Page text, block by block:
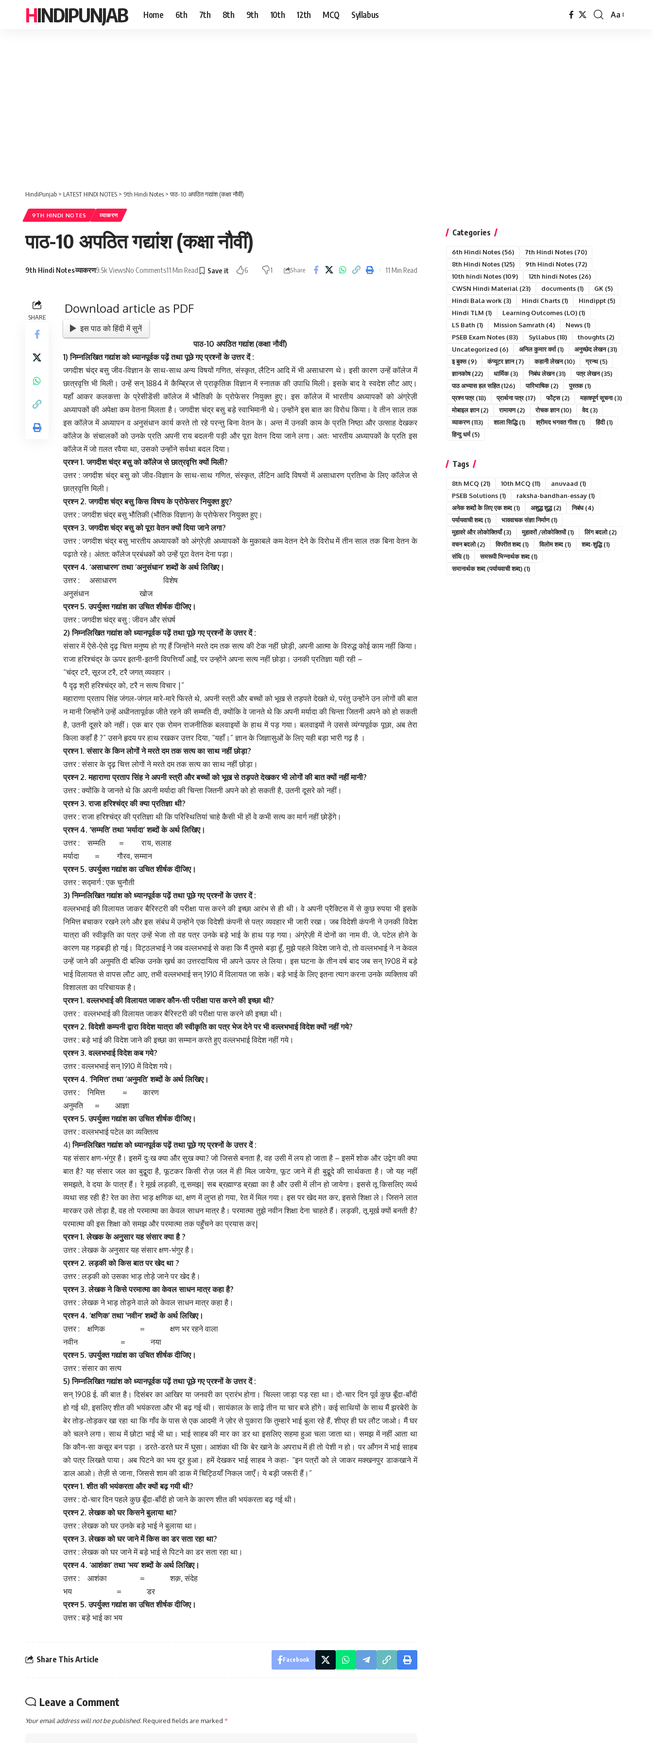
HINDIPUNJAB Home 6th 7th 8th 9th 10th 12th MCQ Syllabus
Font
Aa
HindiPunjab > LATEST HINDI NOTES > 9th Hindi Notes >पाठ-10 अपठित गद्यांश (कक्षा नौवीं)
9TH HINDI NOTES व्याकरण
पाठ-10 अपठित गद्यांश (कक्षा नौवीं)
9th Hindi Notesव्याकरण9.5k ViewsNo Comments11 Min Read 6 1 Share 11 Min Read
SHARE
Download article as PDF
इस पाठ को हिंदी में सुनें
पाठ-10 अपठित गद्यांश (कक्षा नौवीं)
1) निम्नलिखितगद्यांशकोध्यानपूर्वकपढ़ेंतथापूछेगएप्रश्नोंकेउत्तरदें :
जगदीश चंद्र बसु जीव-विज्ञान के साथ-साथ अन्य विषयों गणित, संस्कृत, लैटिन आदि में भी असाधारण थे। इसी कारण उन्हें कॉलेज में
छात्रवृत्ति भी मिली। उन्हें सन् 1884 में कैम्ब्रिज से प्राकृतिक विज्ञान में स्नातक की उपाधि मिली। इसके बाद वे स्वदेश लौट आए।
यहाँ आकर कलकत्ता के प्रेसीडेंसी कॉलेज में भौतिकी के प्रोफेसर नियुक्त हुए। इस कॉलेज में भारतीय अध्यापकों को अंग्रेज़ी
अध्यापकों की अपेक्षा कम वेतना मिलता है। जगदीश चंद्र बसु बड़े स्वाभिमानी थे। उन्होंने इस बात का विरोध किया। वे तीन साल तक
इस कॉलेज में अध्यापन व अनुसंधान कार्य करते तो रहे परन्तु बिना वेतन के। अन्त में उनकी काम के प्रति निष्ठा और उत्साह देखकर
कॉलेज के संचालकों को उनके प्रति अपनी राय बदलनी पड़ी और पूरा वेतन दिया जाने लगा। अतः भारतीय अध्यापकों के प्रति इस
कॉलेज में जो ग़लत रवैया था, उसको उन्होंने सर्वथा बदल दिया।
प्रश्न 1.जगदीशचंद्रबसुकोकॉलेजसेछात्रवृत्तिक्योंमिली?
उत्तर : जगदीश चंद्र बसु को जीव-विज्ञान के साथ-साथ गणित, संस्कृत, लैटिन आदि विषयों में असाधारण प्रतिभा के लिए कॉलेज से
छात्रवृत्ति मिली।
प्रश्न 2.जगदीशचंद्रबसुकिसविषयकेप्रोफेसरनियुक्तहुए?
उत्तर : जगदीश चंद्र बसु भौतिकी (भौतिक विज्ञान) के प्रोफेसर नियुक्त हुए।
प्रश्न 3.जगदीशचंद्रबसुकोपूरावेतनक्योंदियाजानेलगा?
उत्तर : जगदीश चंद्र बसु भारतीय अध्यापकों को अंग्रेज़ी अध्यापकों के मुकाबले कम वेतन देने के विरोध में तीन साल तक बिना वेतन के
पढ़ाते रहे। अंतत: कॉलेज प्रबंधकों को उन्हें पूरा वेतन देना पड़ा।
प्रश्न 4. ‘असाधारण’तथा ‘अनुसंधान’शब्दोंकेअर्थलिखिए।
उत्तर : असाधारण विशेष
अनुसंधान खोज
प्रश्न 5.उपर्युक्तगद्यांशकाउचितशीर्षकदीजिए।
उत्तर : जगदीश चंद्र बसु : जीवन और संघर्ष
2) निम्नलिखितगद्यांशकोध्यानपूर्वकपढ़ेंतथापूछेगएप्रश्नोंकेउत्तरदें :
संसार में ऐसे-ऐसे दृढ़ चित्त मनुष्य हो गए हैं जिन्होंने मरते दम तक सत्य की टेक नहीं छोड़ी, अपनी आत्मा के विरुद्ध कोई काम नहीं किया।
राजा हरिश्चंद्र के ऊपर इतनी-इतनी विपत्तियाँ आईं, पर उन्होंने अपना सत्य नहीं छोड़ा। उनकी प्रतिज्ञा यही रही –
“चंद्र टरै, सूरज टरै, टरै जगत् व्यवहार ।
पै दृढ़ श्री हरिश्चंद्र को, टरै न सत्य विचार |”
महाराणा प्रताप सिंह जंगल-जंगल मारे-मारे फिरते थे, अपनी स्त्री और बच्चों को भूख से तड़पते देखते थे, परंतु उन्होंने उन लोगों की बात
न मानी जिन्होंने उन्हें अधीनतापूर्वक जीते रहने की सम्मति दी, क्योंकि वे जानते थे कि अपनी मर्यादा की चिन्ता जितनी अपने को हो सकती
है, उतनी दूसरे को नहीं। एक बार एक रोमन राजनीतिक बलवाइयों के हाथ में पड़ गया। बलवाइयों ने उससे व्यंग्यपूर्वक पूछा, अब तेरा
किला कहाँ है ?” उसने हृदय पर हाथ रखकर उत्तर दिया, “यहाँ।” ज्ञान के जिज्ञासुओं के लिए यही बड़ा भारी गढ़ है ।
प्रश्न 1.संसारकेकिनलोगोंनेमरतेदमतकसत्यकासाथनहींछोड़ा?
उत्तर : संसार के दृढ़ चित्त लोगों ने मरते दम तक सत्य का साथ नहीं छोड़ा।
प्रश्न 2.महाराणाप्रतापसिंहनेअपनीस्त्रीऔरबच्चोंकोभूखसेतड़पतेदेखकरभीलोगोंकीबातक्योंनहींमानी?
उत्तर : क्योंकि वे जानते थे कि अपनी मर्यादा की चिन्ता जितनी अपने को हो सकती है, उतनी दूसरे को नहीं।
प्रश्न 3.राजाहरिश्चंद्रकीक्याप्रतिज्ञाथी?
उत्तर : राजा हरिश्चंद्र की प्रतिज्ञा थी कि परिस्थितियां चाहे कैसी भी हों वे कभी सत्य का मार्ग नहीं छोड़ेंगे।
प्रश्न 4. ‘सम्मति’तथा ‘मर्यादा’शब्दोंकेअर्थलिखिए।
उत्तर : सम्मति = राय, सलाह
मर्यादा = गौरव, सम्मान
प्रश्न 5.उपर्युक्तगद्यांशकाउचितशीर्षकदीजिए।
उत्तर : सद्मार्ग : एक चुनौती
3) निम्नलिखितगद्यांशकोध्यानपूर्वकपढ़ेंतथापूछेगएप्रश्नोंकेउत्तरदें :
वल्लभभाई की विलायत जाकर बैरिस्टरी की परीक्षा पास करने की इच्छा आरंभ से ही थी। वे अपनी प्रैक्टिस में से कुछ रुपया भी इसके
निमित्त बचाकर रखने लगे और इस संबंध में उन्होंने एक विदेशी कंपनी से पत्र व्यवहार भी जारी रखा। जब विदेशी कंपनी ने उनकी विदेश
यात्रा की स्वीकृति का पत्र उन्हें भेजा तो वह पत्र उनके बड़े भाई के हाथ पड़ गया। अंग्रेज़ी में दोनों का नाम वी. जे. पटेल होने के
कारण यह गड़बड़ी हो गई। विट्ठलभाई ने जब वल्लभभाई से कहा कि मैं तुमसे बड़ा हूँ, मुझे पहले विदेश जाने दो, तो वल्लभभाई ने न केवल
उन्हें जाने की अनुमति दी बल्कि उनके ख़र्च का उत्तरदायित्व भी अपने ऊपर ले लिया। इस घटना के तीन वर्ष बाद जब सन् 1908 में बड़े
भाई विलायत से वापस लौट आए, तभी वल्लभभाई सन् 1910 में विलायत जा सके। बड़े भाई के लिए इतना त्याग करना उनके व्यक्तित्व की
विशालता का परिचायक है।
प्रश्न 1.वल्लभभाईकीविलायतजाकरकौन-सीपरीक्षापासकरनेकीइच्छाथी?
उत्तर : वल्लभभाई की विलायत जाकर बैरिस्टरी की परीक्षा पास करने की इच्छा थी।
प्रश्न 2.विदेशीकम्पनीद्वाराविदेशयात्राकीस्वीकृतिकापत्रभेजदेनेपरभीवल्लभभाईविदेशक्योंनहींगये?
उत्तर : बड़े भाई की विदेश जाने की इच्छा का सम्मान करते हुए वल्लभभाई विदेश नहीं गये।
प्रश्न 3.वल्लभभाईविदेशकबगये?
उत्तर : वल्लभभाई सन्‌ 1910 में विदेश गये।
प्रश्न 4. ‘निमित्त’तथा ‘अनुमति’शब्दोंकेअर्थलिखिए।
उत्तर : निमित्त = कारण
अनुमति = आज्ञा
प्रश्न 5.उपर्युक्तगद्यांशकाउचितशीर्षकदीजिए।
उत्तर : वल्लभभाई पटेल का व्यक्तित्व
4)निम्नलिखितगद्यांशकोध्यानपूर्वकपढ़ेंतथापूछेगएप्रश्नोंकेउत्तरदें :
यह संसार क्षण-भंगुर है। इसमें दुःख क्या और सुख क्या? जो जिससे बनता है, वह उसी में लय हो जाता है – इसमें शोक और उद्वेग की क्या
बात है? यह संसार जल का बुद्बुदा है, फूटकर किसी रोज़ जल में ही मिल जायेगा, फूट जाने में ही बुद्बुदे की सार्थकता है। जो यह नहीं
समझते, वे दया के पात्र हैं। रे मूर्ख लड़की, तू समझ| सब ब्रह्माण्ड ब्रह्मा का है और उसी में लीन हो जायेगा। इससे तू किसलिए व्यर्थ
व्यथा सह रही है? रेत का तेरा भाड़ क्षणिक था, क्षण में लुप्त हो गया, रेत में मिल गया। इस पर खेद मत कर, इससे शिक्षा ले। जिसने लात
मारकर उसे तोड़ा है, वह तो परमात्मा का केवल साधन मात्र है। परमात्मा तुझे नवीन शिक्षा देना चाहते हैं। लड़की, तू मूर्ख क्यों बनती है?
परमात्मा की इस शिक्षा को समझ और परमात्मा तक पहुँचने का प्रयास कर|
प्रश्न 1.लेखककेअनुसारयहसंसारक्याहै ?
उत्तर : लेखक के अनुसार यह संसार क्षण-भंगुर है।
प्रश्न 2.लड़कीकोकिसबातपरखेदथा ?
उत्तर : लड़की को उसका भाड़ तोड़े जाने पर खेद है।
प्रश्न 3.लेखकनेकिसेपरमात्माकाकेवलसाधनमात्रकहाहै?
उत्तर : लेखक ने भाड़ तोड़ने वाले को केवल साधन मात्र कहा है।
प्रश्न 4. ‘क्षणिक’तथा ‘नवीन’शब्दोंकेअर्थलिखिए।
उत्तर : क्षणिक = क्षण भर रहने वाला
नवीन = नया
प्रश्न 5.उपर्युक्तगद्यांशकाउचितशीर्षकदीजिए।
उत्तर : संसार का सत्य
5) निम्नलिखितगद्यांशकोध्यानपूर्वकपढ़ेंतथापूछेगएप्रश्नोंकेउत्तरदें :
सन् 1908 ई. की बात है। दिसंबर का आखिर या जनवरी का प्रारंभ होगा। चिल्ला जाड़ा पड़ रहा था। दो-चार दिन पूर्व कुछ बूँदा-बाँदी
हो गई थी, इसलिए शीत की भयंकरता और भी बढ़ गई थी। सायंकाल के साढ़े तीन या चार बजे होंगे। कई साथियों के साथ मैं झरबेरी के
बेर तोड़-तोड़कर खा रहा था कि गाँव के पास से एक आदमी ने ज़ोर से पुकारा कि तुम्हारे भाई बुला रहे हैं, शीघ्र ही घर लौट जाओ। मैं घर
को चलने लगा। साथ में छोटा भाई भी था। भाई साहब की मार का डर था इसलिए सहमा हुआ चला जाता था। समझ में नहीं आता था
कि कौन-सा कसूर बन पड़ा । डरते-डरते घर में घुसा। आशंका थी कि बेर खाने के अपराध में ही तो पेशी न हो। पर आँगन में भाई साहब
को पत्र लिखते पाया। अब पिटने का भय दूर हुआ। हमें देखकर भाई साहब ने कहा- “इन पत्रों को ले जाकर मक्खनपुर डाकखाने में
डाल आओ। तेज़ी से जाना, जिससे शाम की डाक में चिट्ठियाँ निकल जाएँ। ये बड़ी जरूरी हैं।”
प्रश्न 1.शीतकीभयंकरताऔरक्योंबढ़गयीथी?
उत्तर : दो-चार दिन पहले कुछ बूँदा-बाँदी हो जाने के कारण शीत की भयंकरता बढ़ गई थी।
प्रश्न 2.लेखककोघरकिसनेबुलायाथा?
उत्तर : लेखक को घर उनके बड़े भाई ने बुलाया था।
प्रश्न 3.लेखककोघरजानेमेंकिसकाडरसतारहाथा?
उत्तर : लेखक को घर जाने में बड़े भाई से पिटने का डर सता रहा था।
प्रश्न 4. ‘आशंका’तथा ‘भय’शब्दोंकेअर्थलिखिए।
उत्तर : आशंका = शक़, संदेह
भय = डर
प्रश्न 5.उपर्युक्तगद्यांशकाउचितशीर्षकदीजिए।
उत्तर : बड़े भाई का भय
Share This Article Facebook
Leave a Comment
Your email address will not be published.Required fields are marked *
Categories
6th Hindi Notes(56) 7th Hindi Notes(70)
8th Hindi Notes(125) 9th Hindi Notes(72)
10th hindi Notes(109) 12th hindi Notes(26)
CWSN Hindi Material(23) documents(1) GK (5)
Hindi Bala work(3) Hindi Charts(1) Hindippt(5)
Hindi TLM (1) Learning Outcomes (LO)(1)
LS Bath (1) Mission Samrath (4) News(1)
PSEB Exam Notes(83) Syllabus(18) thoughts(2)
Uncategorized (6) अनिल कुमार वर्मा(1) अनुच्छेद लेखन(31)
इ बुक्स(9) कंप्यूटर ज्ञान(7) कहानी लेखन(10) ग्रन्थ(5)
ज्ञानकोष(22) धार्मिक(3) निबंध लेखन(31) पत्र लेखन(35)
पाठ अभ्यास हल सहित(126) पारिभाषिक(2) पुस्तक(1)
प्रश्न पत्र(18) प्रार्थना पत्र(17) फोंट्स(2) महत्वपूर्ण सूचना(3)
मोबाइल ज्ञान(2) रामायण(2) रोचक ज्ञान(10) वेद(3)
व्याकरण(113) शाला सिद्धि(1) श्रीमद भगवत गीता(1) हिंदी(1)
हिन्दु धर्म(5)
Tags
8th MCQ (21) 10th MCQ (11) anuvaad (1)
PSEB Solutions(1) raksha-bandhan-essay(1)
अनेक शब्दों के लिए एक शब्द(1) अशुद्ध शुद्ध(2) निबंध(4)
पर्यायवाची शब्द(1) भाववाचक संज्ञा निर्माण(1)
मुहावरे और लोकोक्तियाँ(3) मुहावरों /लोकोक्तियों(1) लिंग बदलो(2)
वचन बदलो(2) विपरीत शब्द(1) विलोम शब्द(1) शब्द-शुद्धि(1)
संधि(1) समरूपी भिन्नार्थक शब्द(1)
समानार्थक शब्द (पर्यायवाची शब्द)(1)